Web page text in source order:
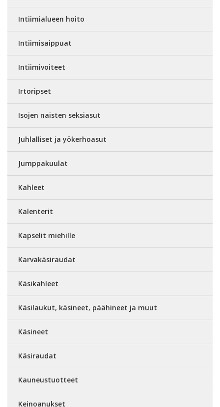
Intiimialueen hoito
Intiimisaippuat
Intiimivoiteet
Irtoripset
Isojen naisten seksiasut
Juhlalliset ja yökerhoasut
Jumppakuulat
Kahleet
Kalenterit
Kapselit miehille
Karvakäsiraudat
Käsikahleet
Käsilaukut, käsineet, päähineet ja muut
Käsineet
Käsiraudat
Kauneustuotteet
Keinoanukset